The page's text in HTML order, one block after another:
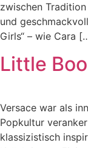
zwischen
und
Girls“ – wie Cara
Little
Versace war als
Popkultur
klassizistisch